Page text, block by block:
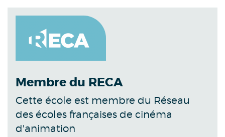
Membre du RECA
Cette école est membre du Réseau
des écoles françaises de cinéma
d'animation